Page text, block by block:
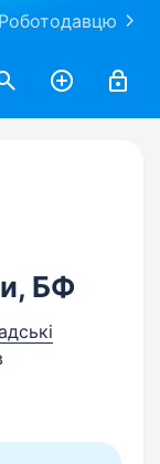
Роботодавцю
БФ